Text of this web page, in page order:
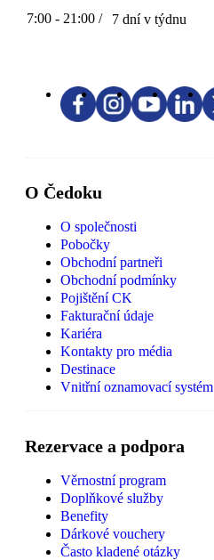
7:00 - 21:00 / 7 dní v týdnu
O Čedoku
O společnosti
Pobočky
Obchodní partneři
Obchodní podmínky
Pojištění CK
Fakturační údaje
Kariéra
Kontakty pro média
Destinace
Vnitřní oznamovací systém
Rezervace a podpora
Věrnostní program
Doplňkové služby
Benefity
Dárkové vouchery
Často kladené otázky